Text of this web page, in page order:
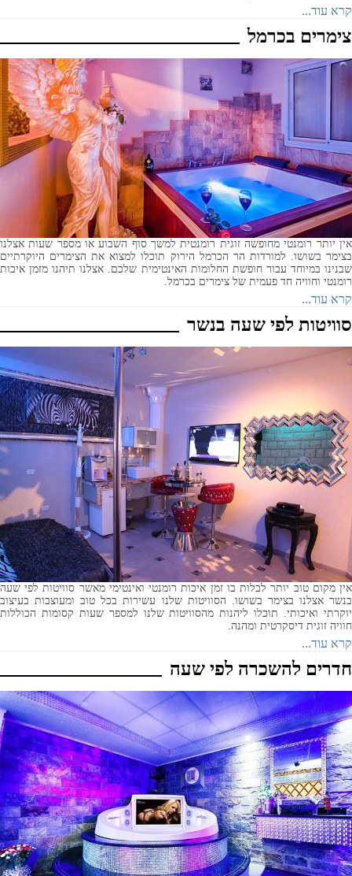
קרא עוד...
צימרים בכרמל
אין יותר רומנטי מחופשה זוגית רומנטית למשך סוף השבוע או מספר שעות אצלנו
בצימר בשושו. למורדות הר הכרמל הירוק תוכלו למצוא את הצימרים היוקרתיים
שבנינו במיוחד עבור חופשת החלומות האינטימית שלכם. אצלנו תיהנו מזמן איכות
רומנטי וחוויה חד פעמית של צימרים בכרמל.
קרא עוד...
סוויטות לפי שעה בנשר
אין מקום טוב יותר לבלות בו זמן איכות רומנטי ואינטימי מאשר סוויטות לפי שעה
בנשר אצלנו בצימר בשושו . הסוויטות שלנו עשירות בכל טוב ומעוצבות בעיצוב
יוקרתי ואיכותי. תוכלו ליהנות מהסוויטות שלנו למספר שעות קסומות הכוללות
חוויה זוגית דיסקרטית ומהנה.
קרא עוד...
חדרים להשכרה לפי שעה